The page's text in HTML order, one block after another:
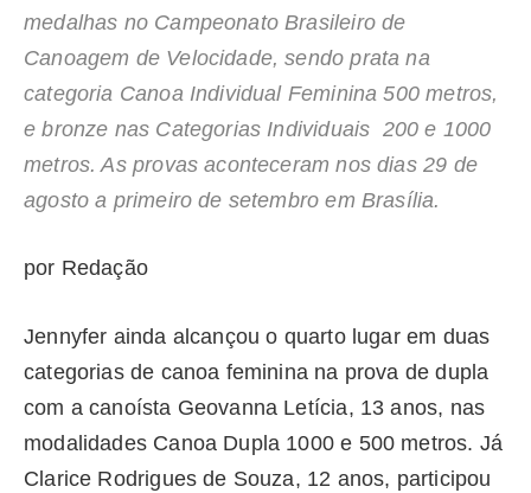
medalhas no Campeonato Brasileiro de
Canoagem de Velocidade, sendo prata na
categoria Canoa Individual Feminina 500 metros,
e bronze nas Categorias Individuais 200 e 1000
metros. As provas aconteceram nos dias 29 de
agosto a primeiro de setembro em Brasília.
por Redação
Jennyfer ainda alcançou o quarto lugar em duas
categorias de canoa feminina na prova de dupla
com a canoísta Geovanna Letícia, 13 anos, nas
modalidades Canoa Dupla 1000 e 500 metros. Já
Clarice Rodrigues de Souza, 12 anos, participou